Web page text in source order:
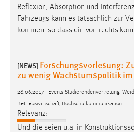
Reflexion, Absorption und
Fahrzeugs kann es tatsächlich zur
kommen, so dass ein von rechts
[NEWS] Forschungsvorlesung:
zu wenig Wachstumspolitik im
28.06.2017 | Events Studierendenvertretung,
Betriebswirtschaft, Hochschulkommunikation
Relevanz:
Und die seien u.a. in